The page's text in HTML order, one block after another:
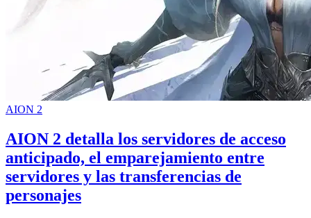
AION 2
AION 2 detalla los servidores de acceso
anticipado, el emparejamiento entre
servidores y las transferencias de
personajes